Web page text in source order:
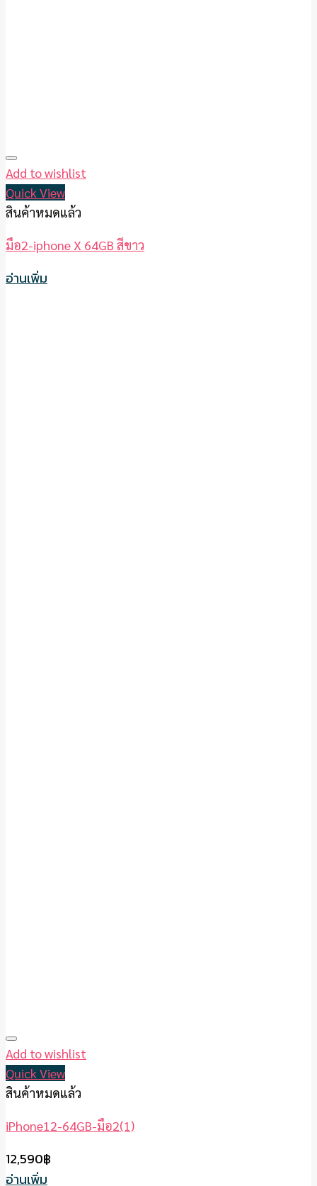
Add to wishlist
Quick View
สินค้าหมดแล้ว
มือ2-iphone X 64GB สีขาว
อ่านเพิ่ม
Add to wishlist
Quick View
สินค้าหมดแล้ว
iPhone12-64GB-มือ2(1)
12,590฿
อ่านเพิ่ม